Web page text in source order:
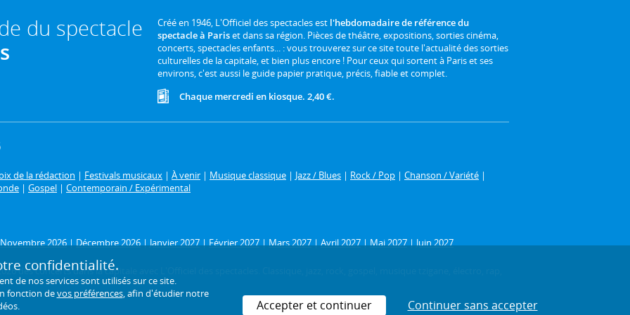
du spectacle
Créé en 1946, L'Officiel des spectacles est l'hebdomadaire de référence du
spectacle à Pariset dans sa région. Pièces de théâtre, expositions, sorties cinéma,
concerts, spectacles enfants... : vous trouverez sur ce site toute l'actualité des sorties
culturelles de la capitale, et bien plus encore ! Pour ceux qui sortent à Paris et ses
environs, c'est aussi le guide papier pratique, précis, fiable et complet.
Chaque mercredi en kiosque. 2,40 €.
de la rédaction | Festivals musicaux | À venir | Musique classique | Jazz / Blues | Rock / Pop | Chanson / Variété |
| Gospel | Contemporain / Expérimental
Novembre 2026|Décembre 2026|Janvier 2027|Février 2027|Mars 2027|Avril 2027|Mai 2027|Juin 2027
des concerts dans la capitale avec L'Officiel des spectacles. Classique, jazz, rock, gospel, musique tzigane, électro, rap,
confidentialité.
de nos services sont utilisés sur ce site.
fonction devos préférences, afin d'étudier notre
Accepter et continuer Continuer sans accepter